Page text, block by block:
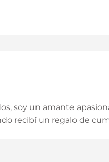
soy un amante
recibí un regalo de